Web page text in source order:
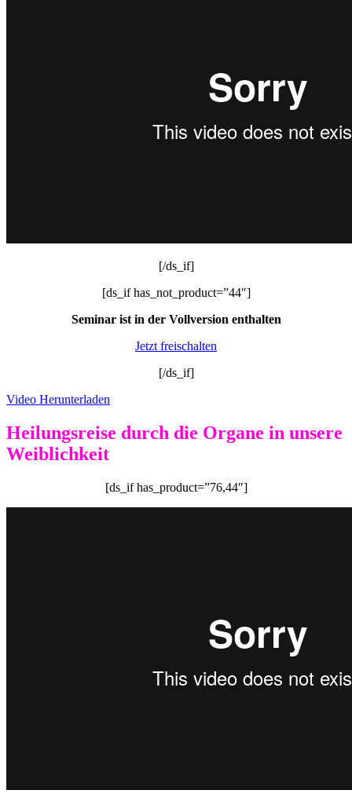
[/ds_if]
[ds_if has_not_product=”44″]
Seminar ist in der Vollversion enthalten
Jetzt freischalten
[/ds_if]
Video Herunterladen
Heilungsreise durch die Organe in unsere
Weiblichkeit
[ds_if has_product=”76,44″]